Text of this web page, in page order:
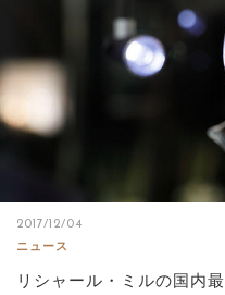
2017/12/04
ニュース
リシャール・ミルの国内